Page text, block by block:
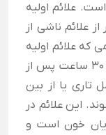
علائم اولیه
علائم ناشی از
که علائم اولیه
از بین رفت، دسته دیگری از علائم، 10 تا 30 ساعت پس از
تاری یا از بین
این علائم در
خون است و